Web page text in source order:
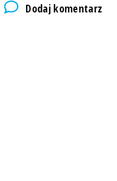
Dodaj komentarz